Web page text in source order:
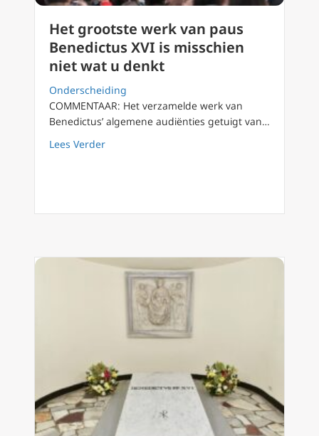
Het grootste werk van paus
Benedictus XVI is misschien
niet wat u denkt
Onderscheiding
COMMENTAAR: Het verzamelde werk van
Benedictus’ algemene audiënties getuigt van…
Lees Verderabout Het grootste werk van paus